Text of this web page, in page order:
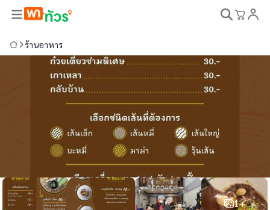
ร้านอาหาร
1+